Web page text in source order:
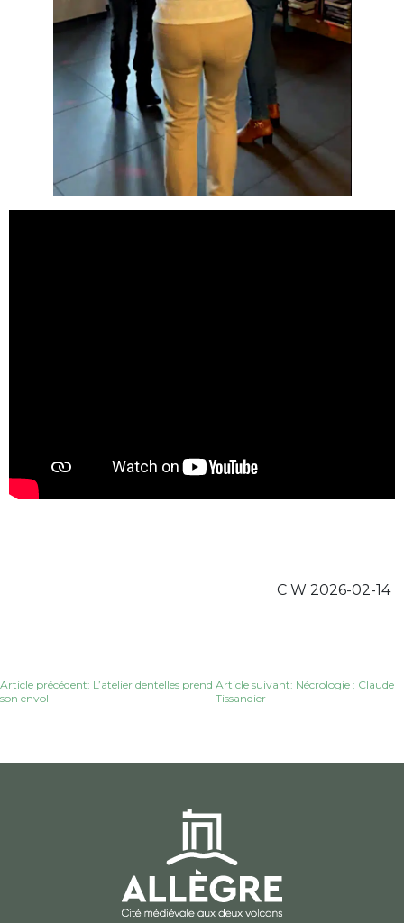
C W 2026-02-14
Navigation
l’article
Article précédent: L’atelier dentelles prend
son envol
Article suivant: Nécrologie : Claude
Tissandier